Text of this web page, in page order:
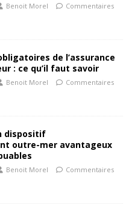
Benoit Morel
Commentaires
de l’assurance
: ce qu’il faut savoir
Benoit Morel
Commentaires
dispositif
outre-mer avantageux
Benoit Morel
Commentaires